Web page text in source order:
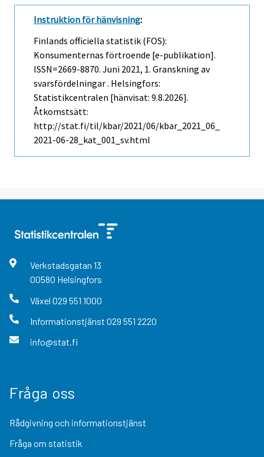
Instruktion för hänvisning:
Finlands officiella statistik (FOS):
Konsumenternas förtroende [e-publikation].
ISSN=2669-8870. Juni 2021, 1. Granskning av
svarsfördelningar . Helsingfors:
Statistikcentralen [hänvisat: 9.8.2026].
Åtkomstsätt:
http://stat.fi/til/kbar/2021/06/kbar_2021_06_
2021-06-28_kat_001_sv.html
Verkstadsgatan 13
00580 Helsingfors
Växel 029 551 1000
Informationstjänst 029 551 2220
info@stat.fi
Fråga oss
Rådgivning och informationstjänst
Fråga om statistik